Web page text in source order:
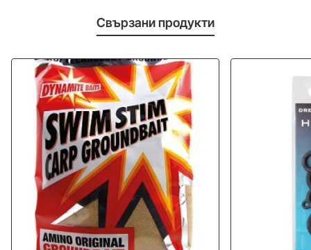
Свързани продукти